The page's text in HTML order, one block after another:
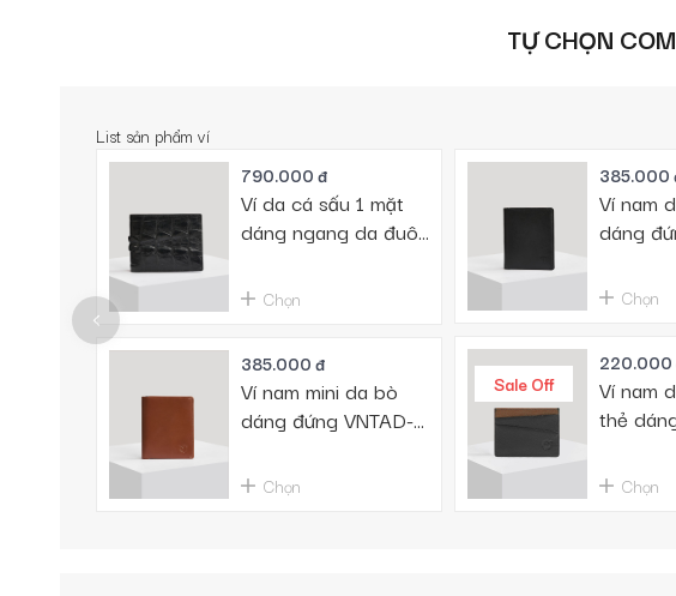
TỰ CHỌN
List sản phẩm ví
790.000 đ
Ví da cá sấu 1 mặt
dáng ngang da đuôi
Chọn
385.000 đ
Ví nam mini da bò
dáng đứng VNTAD-
Chọn
385.000
Ví nam
dáng
Chọn
Sale Off
220.000
Ví nam
thẻ
Chọn